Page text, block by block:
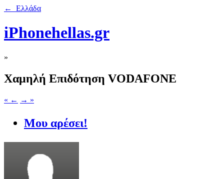
← Ελλάδα
iPhonehellas.gr
»
Χαμηλή Επιδότηση VODAFONE
« ← → »
Μου αρέσει!